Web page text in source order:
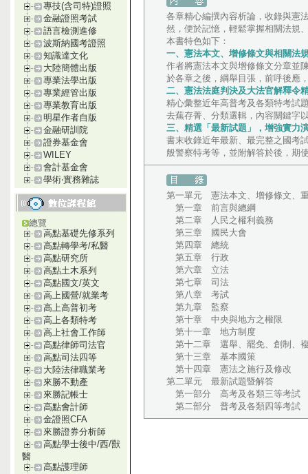
專技(含司特)證照
金融證照考試
語言檢測進修
波斯納國考證照
知識達文化
大陸簡體出版
專業法學出版
專業經管出版
專業教育出版
明星作者自版
金融研訓院
證券基金會
WILEY
會計基金會
學術‧實務雜誌
總覽
高點基礎先修系列
高點轉學考/私醫
高點研究所
高點土木系列
高點國文/英文
高上國營/就業考
高上高普初考
高上各類特考
高上社會工作師
高點律師司法官
高點司法四等
大陸法律職業考
來勝不動產
來勝記帳士
高點會計師
金證照CFA
來勝證券分析師
高點學士後中/西/獸
醫
高點護理師
各章精心編撰內容析論，收錄與憲
然，便於記憶，輕鬆掌握相關法規
本書特色如下：
一、憲法本文、增修條文與相關法
作者將憲法本文與增修條文分章並
於各章之後，綱舉目張，前呼後應
二、憲法法庭判決及大法官解釋令
精心彙整近年高普考及各類特考試
去蕪存菁、分類選輯，內容關鍵字
三、精選「最新試題」，增強實力
書末收錄近年最新、最完整之國考
般警察特考等，並附解答於後，期
第一單元 憲法本文、增修條文、
第一章 前言與總綱
第二章 人民之權利義務
第三章 國民大會
第四章 總統
第五章 行政
第六章 立法
第七章 司法
第八章 考試
第九章 監察
第十章 中央與地方之權限
第十一章 地方制度
第十二章 選舉、罷免、創制、
第十三章 基本國策
第十四章 憲法之施行及修改
第二單元 最新試題暨解答
第一部分 高考及各類三等考試
第二部分 普考及各類四等考試